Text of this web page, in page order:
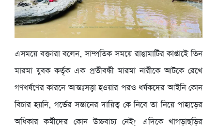
এসময়ে বক্তারা বলেন, সাম্প্রতিক সময়ে রাঙামাটির কাপ্তাইে তিন
মারমা যুবক কর্তৃক এক প্রতীবন্ধী মারমা নারীকে আটকে রেখে
গণধর্ষণের কারনে আন্তঃসত্ত্বা হওয়ার পরও ধর্ষকদের আইনি কোন
বিচার হয়নি, গর্ভের সন্তানের দায়িত্ব কে নিবে তা নিয়ে পাহাড়ের
অধিকার কর্মীদের কোন উচ্চবাচ্য নেই! এদিকে খাগড়াছড়ির